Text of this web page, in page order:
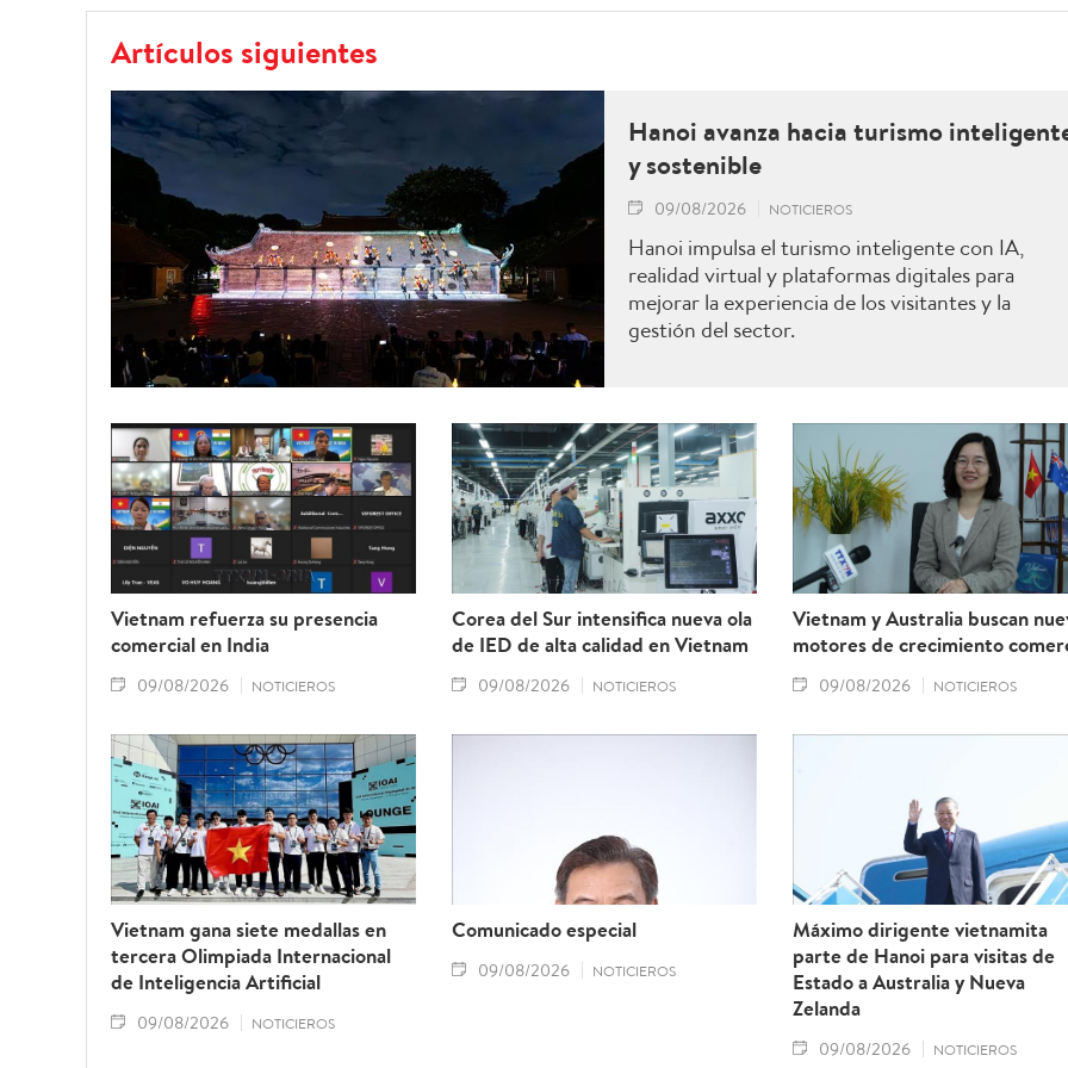
Artículos siguientes
Hanoi avanza hacia turismo
y sostenible
09/08/2026 NOTICIEROS
Hanoi impulsa el turismo inteligente con IA,
realidad virtual y plataformas digitales para
mejorar la experiencia de los visitantes y la
gestión del sector.
Vietnam refuerza su presencia
comercial en India
09/08/2026 NOTICIEROS
Corea del Sur intensifica nueva ola
de IED de alta calidad en Vietnam
09/08/2026 NOTICIEROS
Vietnam y Australia buscan
motores de crecimiento
09/08/2026 NOTICIEROS
Vietnam gana siete medallas en
tercera Olimpiada Internacional
de Inteligencia Artificial
09/08/2026 NOTICIEROS
Comunicado especial
09/08/2026 NOTICIEROS
Máximo dirigente vietnamita
parte de Hanoi para visitas de
Estado a Australia y Nueva
Zelanda
09/08/2026 NOTICIEROS